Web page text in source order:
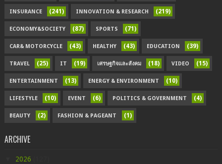
INSURANCE (241) INNOVATION & RESEARCH (219)
ECONOMY&SOCIETY (87) SPORTS (71)
CAR& MOTORCYCLE (43) HEALTHY (43) EDUCATION (39)
TRAVEL (25) IT (19) เศรษฐกิจและสังคม (18) VIDEO (15)
ENTERTAINMENT (13) ENERGY & ENVIRONMENT (10)
LIFESTYLE (10) EVENT (6) POLITICS & GOVERNMENT (4)
BEAUTY (2) FASHION & PAGEANT (1)
ARCHIVE
2026